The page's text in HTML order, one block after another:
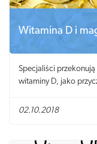
Witamina D i
Specjaliści
witaminy D, jako
organizmie pod
02.10.2018